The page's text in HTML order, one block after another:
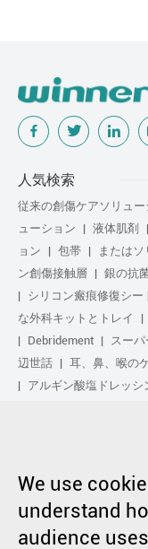
人気検索
従来の創傷ケアソリュー
ューション
液体肌剤
ョン
包帯 または
ン創傷接触層
銀の抗
シリコン瘢痕修復シー
な外科キットとトレイ
Debridement
スー
辺世話
耳、鼻、喉の
アルギン酸塩ドレッシ
クティブ処理
圧縮治療
copyright by 1991-
粤不足备17048516号。
We use
understand
audience